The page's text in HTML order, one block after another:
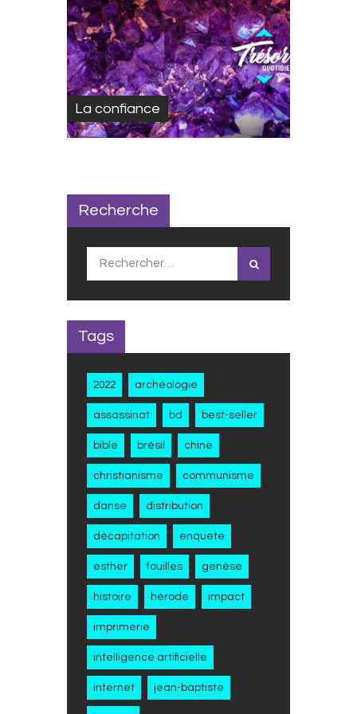
La confiance
Recherche
Rechercher :
Tags
2022 archéologie
assassinat bd best-seller
bible brésil chine
christianisme communisme
danse distribution
décapitation enquete
esther fouilles genèse
histoire hérode impact
imprimerie
intelligence artificielle
internet jean-baptiste